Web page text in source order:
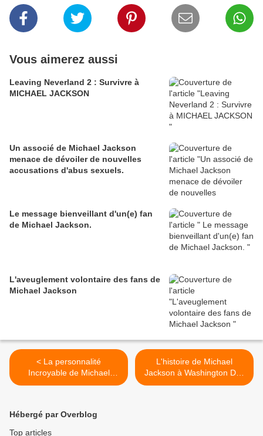
Vous aimerez aussi
Leaving Neverland 2 : Survivre à
MICHAEL JACKSON
Un associé de Michael Jackson
menace de dévoiler de nouvelles
accusations d'abus sexuels.
Le message bienveillant d'un(e) fan
de Michael Jackson.
L'aveuglement volontaire des fans de
Michael Jackson
< La personnalité
Incroyable de Michael
Joseph Jackson.
L'histoire de Michael
Jackson à Washington DC.
>
Hébergé par Overblog
Top articles